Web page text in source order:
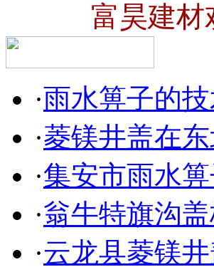
富昊建材欢
·雨水箅子的
·菱镁井盖在
·集安市雨水
·翁牛特旗沟盖
·云龙县菱镁